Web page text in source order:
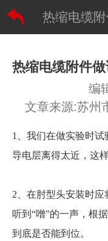
热缩电缆附件
编
文章来源:苏州
1、我们在做实验时试
导电层离得太近，这
2、在肘型头安装时
听到“噌”的一声，根
到底是否能到位。